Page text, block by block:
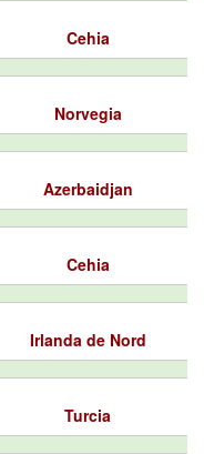
Cehia
Norvegia
Azerbaidjan
Cehia
Irlanda de Nord
Turcia